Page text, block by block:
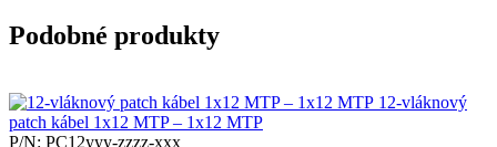
Podobné produkty
12-vláknový
patch kábel 1x12 MTP – 1x12 MTP
P/N: PC12yyy-zzzz-xxx